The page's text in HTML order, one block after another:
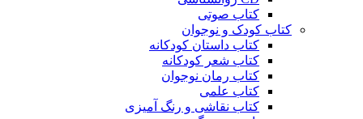
کتاب صوتی
کتاب کودک و نوجوان
کتاب داستان کودکانه
کتاب شعر کودکانه
کتاب رمان نوجوان
کتاب علمی
کتاب نقاشی و رنگ آمیزی